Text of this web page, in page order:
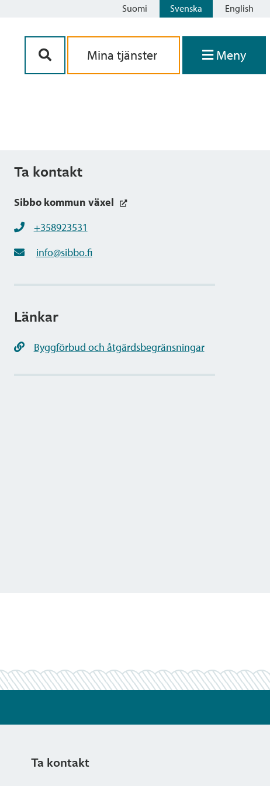
Suomi Svenska English
Mina tjänster Meny
Ta kontakt
Sibbo kommun växel
+358923531
info@sibbo.fi
Länkar
Byggförbud och åtgärdsbegränsningar
Ta kontakt